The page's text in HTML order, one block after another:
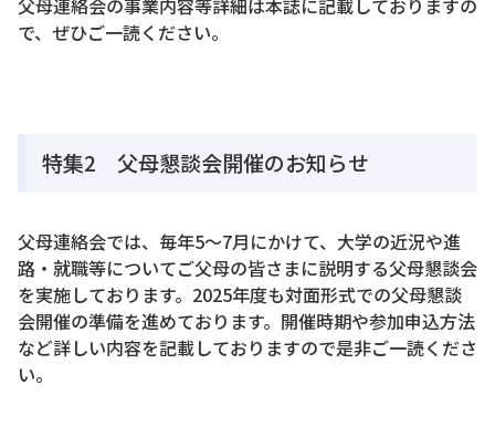
父母連絡会の事業内容等詳細は本誌に記載しておりますの
で、ぜひご一読ください。
特集2 父母懇談会開催のお知らせ
父母連絡会では、毎年5～7月にかけて、大学の近況や進
路・就職等についてご父母の皆さまに説明する父母懇談会
を実施しております。2025年度も対面形式での父母懇談
会開催の準備を進めております。開催時期や参加申込方法
など詳しい内容を記載しておりますので是非ご一読くださ
い。